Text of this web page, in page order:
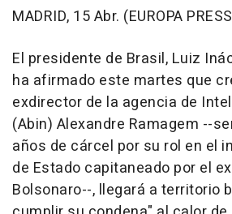
MADRID, 15 Abr. (EUROPA
El presidente de Brasil, Luiz
ha afirmado este martes que
exdirector de la agencia de
(Abin) Alexandre Ramagem --
años de cárcel por su rol en el
de Estado capitaneado por el
Bolsonaro--, llegará a territorio